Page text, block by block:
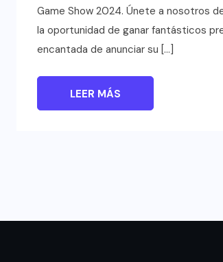
Game Show 2024. Únete a nosotros
la oportunidad de ganar fantásticos
encantada de anunciar su […]
LEER MÁS